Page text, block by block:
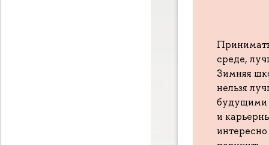
среде,
Зимняя
нельзя
будущими
и